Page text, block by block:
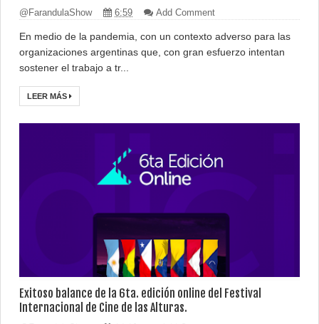
@FarandulaShow 6:59 Add Comment
En medio de la pandemia, con un contexto adverso para las
organizaciones argentinas que, con gran esfuerzo intentan
sostener el trabajo a tr...
LEER MÁS
Exitoso balance de la 6ta. edición online del Festival
Internacional de Cine de las Alturas.